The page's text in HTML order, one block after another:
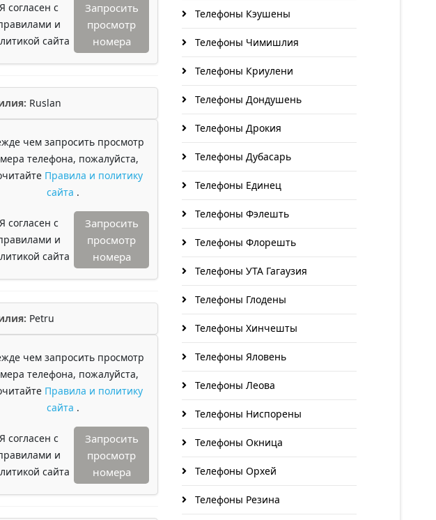
Я согласен с
и
сайта
Запросить
просмотр
номера
Ruslan
чем запросить просмотр
телефона, пожалуйста,
Правила и политику
сайта .
Я согласен с
и
сайта
Запросить
просмотр
номера
Petru
чем запросить просмотр
телефона, пожалуйста,
Правила и политику
сайта .
Я согласен с
и
сайта
Запросить
просмотр
номера
Телефоны Кэушены
Телефоны Чимишлия
Телефоны Криулени
Телефоны Дондушень
Телефоны Дрокия
Телефоны Дубасарь
Телефоны Единец
Телефоны Фэлешть
Телефоны Флорешть
Телефоны УТА Гагаузия
Телефоны Глодены
Телефоны Хинчешты
Телефоны Яловень
Телефоны Леова
Телефоны Ниспорены
Телефоны Окница
Телефоны Орхей
Телефоны Резина